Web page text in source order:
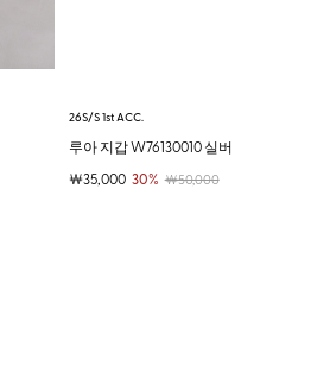
26S/S 1st ACC.
루아 지갑 W76130010 실버
￦35,000 30% ￦50,000